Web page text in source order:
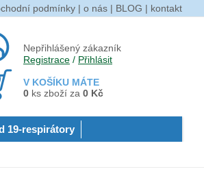
podmínky | o nás | BLOG | kontakt
Nepřihlášený zákazník
Registrace / Přihlásit
V KOŠÍKU MÁTE
0 ks zboží za 0 Kč
19-respirátory